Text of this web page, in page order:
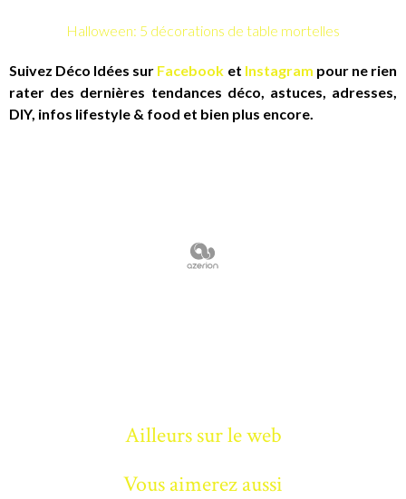
Halloween: 5 décorations de table mortelles
Suivez Déco Idées sur Facebook et Instagram pour ne rien
rater des dernières tendances déco, astuces, adresses,
DIY, infos lifestyle & food et bien plus encore.
Ailleurs sur le web
Vous aimerez aussi